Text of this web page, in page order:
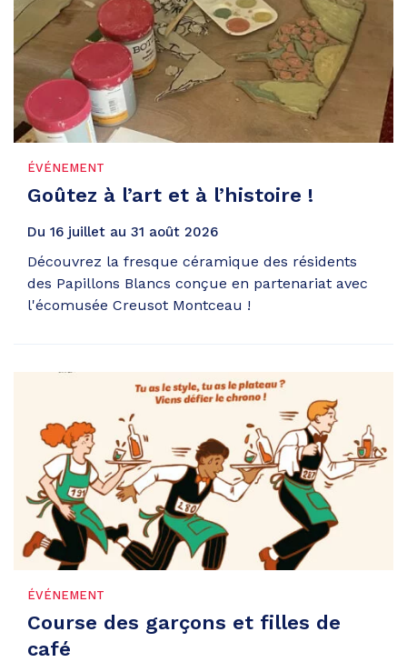
ÉVÉNEMENT
Goûtez à l’art et à l’histoire !
Du 16 juillet au 31 août 2026
Découvrez la fresque céramique des résidents
des Papillons Blancs conçue en partenariat avec
l'écomusée Creusot Montceau !
ÉVÉNEMENT
Course des garçons et filles de
café